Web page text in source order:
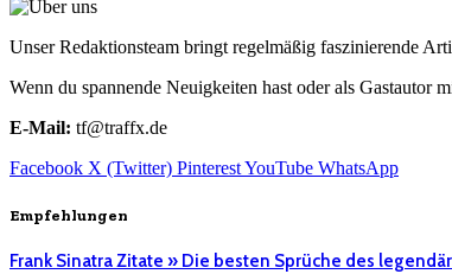
Unser Redaktionsteam bringt regelmäßig faszinierende
Wenn du spannende Neuigkeiten hast oder als Gastautor
E-Mail: tf@traffx.de
Facebook X (Twitter) PinterestYouTube WhatsApp
Empfehlungen
Frank Sinatra Zitate » Die besten Sprüche des